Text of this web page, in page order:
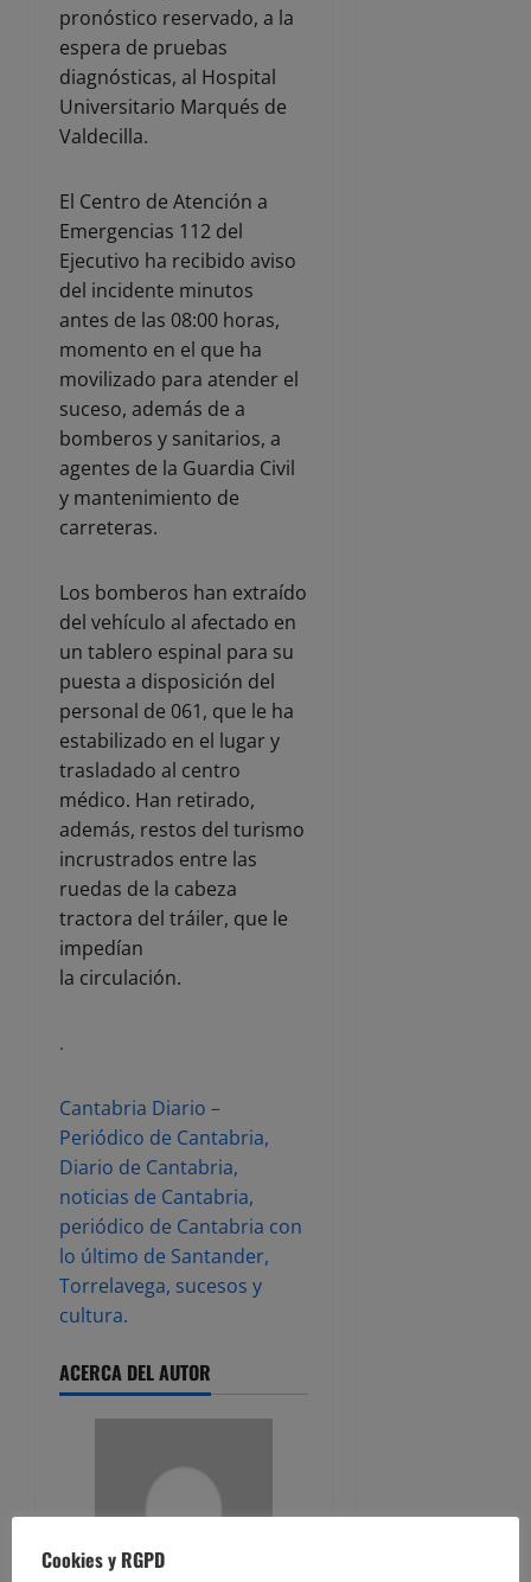
pronóstico reservado, a la
espera de pruebas
diagnósticas, al Hospital
Universitario Marqués de
Valdecilla.
El Centro de Atención a
Emergencias 112 del
Ejecutivo ha recibido aviso
del incidente minutos
antes de las 08:00 horas,
momento en el que ha
movilizado para atender el
suceso, además de a
bomberos y sanitarios, a
agentes de la Guardia Civil
y mantenimiento de
carreteras.
Los bomberos han extraído
del vehículo al afectado en
un tablero espinal para su
puesta a disposición del
personal de 061, que le ha
estabilizado en el lugar y
trasladado al centro
médico. Han retirado,
además, restos del turismo
incrustrados entre las
ruedas de la cabeza
tractora del tráiler, que le
impedían
la circulación.
.
Cantabria Diario –
Periódico de Cantabria,
Diario de Cantabria,
noticias de Cantabria,
periódico de Cantabria con
lo último de Santander,
Torrelavega, sucesos y
cultura.
ACERCA DEL AUTOR
Cookies y RGPD